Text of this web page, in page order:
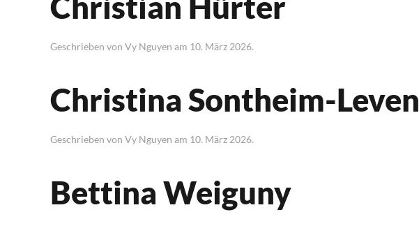
Geschrieben von Vy Nguyen am 10. März 2026.
Christina Sontheim-Leven
Geschrieben von Vy Nguyen am 10. März 2026.
Bettina Weiguny